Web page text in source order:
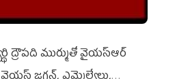
ద్రౌప‌ది ముర్ముతో వైయ‌స్ఆర్